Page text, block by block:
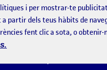
haureu de comentar, en
y bikinis de dos
la moda en la
i heteronomia i ajudar a
i per mostrar-te
partir dels teus hàbits de
fent clic a sota, o obtenir-